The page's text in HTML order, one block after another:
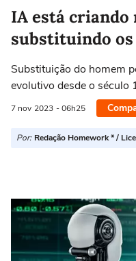
IA está criando
substituindo
Substituição do homem
evolutivo desde o século
7 nov 2023 - 06h25
Por: Redação Homework * /